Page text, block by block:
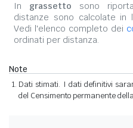
In grassetto sono
distanze sono calcolate in
Vedi l'elenco completo dei
ordinati per distanza.
Note
Dati stimati. I dati definitivi
del Censimento permanente